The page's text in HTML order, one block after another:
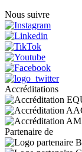
Nous suivre
Accréditations
Partenaire de